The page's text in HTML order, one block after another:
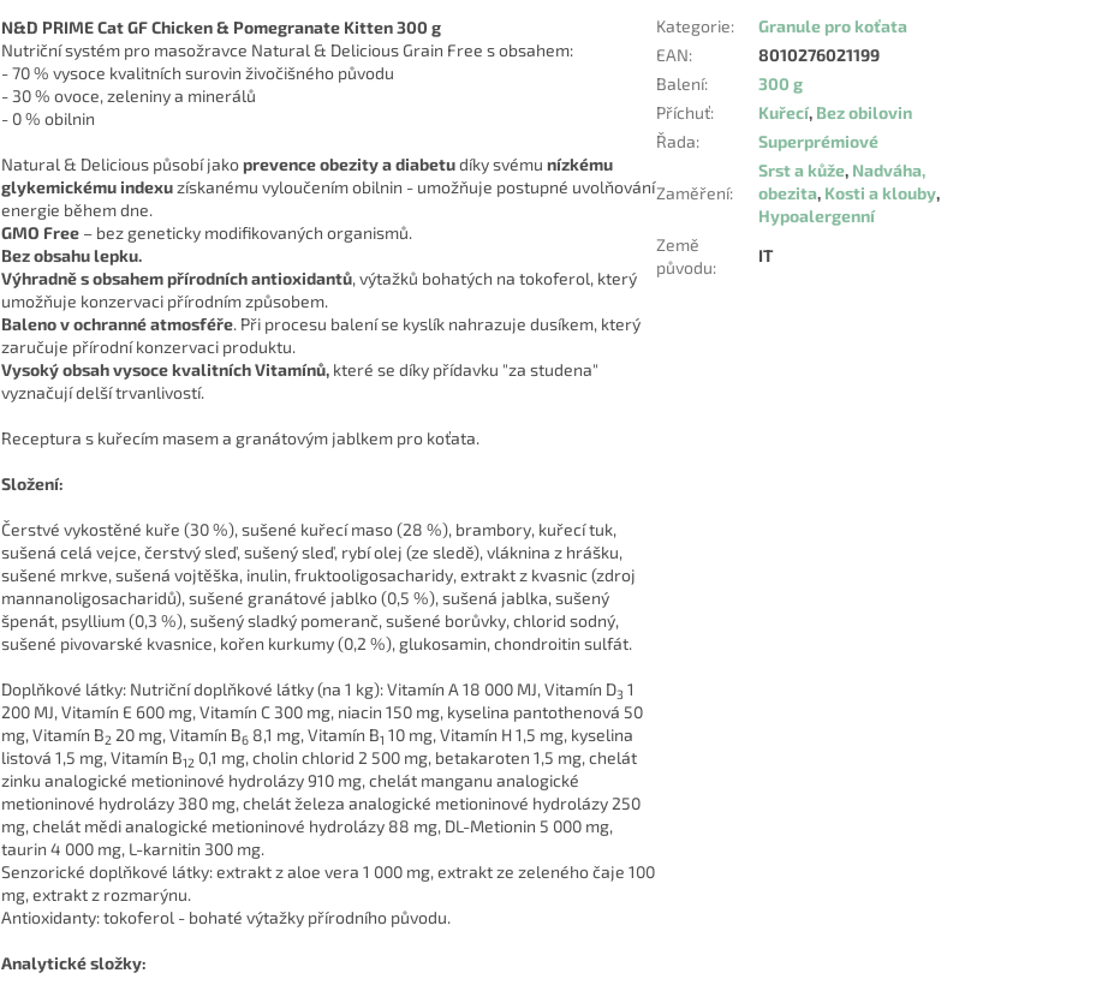
N&D PRIME Cat GF Chicken & Pomegranate Kitten 300 g
Nutriční systém pro masožravce Natural & Delicious Grain Free s obsahem:
- 70 % vysoce kvalitních surovin živočišného původu
- 30 % ovoce, zeleniny a minerálů
- 0 % obilnin
Natural & Delicious působí jakoprevence obezity a diabetudíky svému nízkému
glykemickému indexuzískanému vyloučením obilnin - umožňuje postupné uvolňování
energie během dne.
GMO Free – bez geneticky modifikovaných organismů.
Bez obsahu lepku.
Výhradně s obsahem přírodních antioxidantů, výtažků bohatých na tokoferol, který
umožňuje konzervaci přírodním způsobem.
Baleno v ochranné atmosféře. Při procesu balení se kyslík nahrazuje dusíkem, který
zaručuje přírodní konzervaci produktu.
Vysoký obsah vysoce kvalitních Vitamínů, které se díky přídavku "za studena"
vyznačují delší trvanlivostí.
Receptura s kuřecím masem a granátovým jablkem pro koťata.
Složení:
Čerstvé vykostěné kuře (30 %), sušené kuřecí maso (28 %), brambory, kuřecí tuk,
sušená celá vejce, čerstvý sleď, sušený sleď, rybí olej (ze sledě), vláknina z hrášku,
sušené mrkve, sušená vojtěška, inulin, fruktooligosacharidy, extrakt z kvasnic (zdroj
mannanoligosacharidů), sušené granátové jablko (0,5 %), sušená jablka, sušený
špenát, psyllium (0,3 %), sušený sladký pomeranč, sušené borůvky, chlorid sodný,
sušené pivovarské kvasnice, kořen kurkumy (0,2 %), glukosamin, chondroitin sulfát.
Doplňkové látky: Nutriční doplňkové látky (na 1 kg): Vitamín A 18 000 MJ, Vitamín D3 1
200 MJ, Vitamín E 600 mg, Vitamín C 300 mg, niacin 150 mg, kyselina pantothenová 50
mg, Vitamín B2 20 mg, Vitamín B6 8,1 mg, Vitamín B1 10 mg, Vitamín H 1,5 mg, kyselina
listová 1,5 mg, Vitamín B12 0,1 mg, cholin chlorid 2 500 mg, betakaroten 1,5 mg, chelát
zinku analogické metioninové hydrolázy 910 mg, chelát manganu analogické
metioninové hydrolázy 380 mg, chelát železa analogické metioninové hydrolázy 250
mg, chelát mědi analogické metioninové hydrolázy 88 mg, DL-Metionin 5 000 mg,
taurin 4 000 mg, L-karnitin 300 mg.
Senzorické doplňkové látky: extrakt z aloe vera 1 000 mg, extrakt ze zeleného čaje 100
mg, extrakt z rozmarýnu.
Antioxidanty: tokoferol - bohaté výtažky přírodního původu.
Analytické složky:
Kategorie:
Granule pro koťata
EAN:
8010276021199
Balení:
300 g
Příchuť: Kuřecí, Bez obilovin
Řada: Superprémiové
Zaměření:
Srst a kůže, Nadváha,
obezita, Kosti a klouby,
Hypoalergenní
Země
původu:
IT